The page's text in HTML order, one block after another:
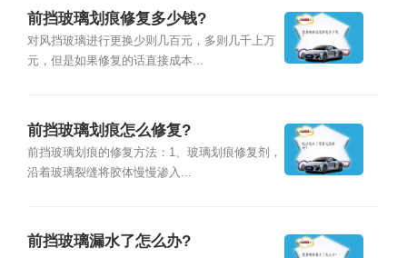
前挡玻璃划痕修复多少钱?
对风挡玻璃进行更换少则几百元，多则几千上万
元，但是如果修复的话直接成本...
前挡玻璃划痕怎么修复?
前挡玻璃划痕的修复方法：1、玻璃划痕修复剂，
沿着玻璃裂缝将胶体慢慢渗入...
前挡玻璃漏水了怎么办?